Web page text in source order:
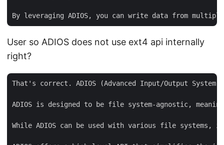
User so ADIOS does not use ext4 api internally
right?
That's correct. ADIOS (Advanced Input/Output
ADIOS is designed to be file system-agnostic,
While ADIOS can be used with various file